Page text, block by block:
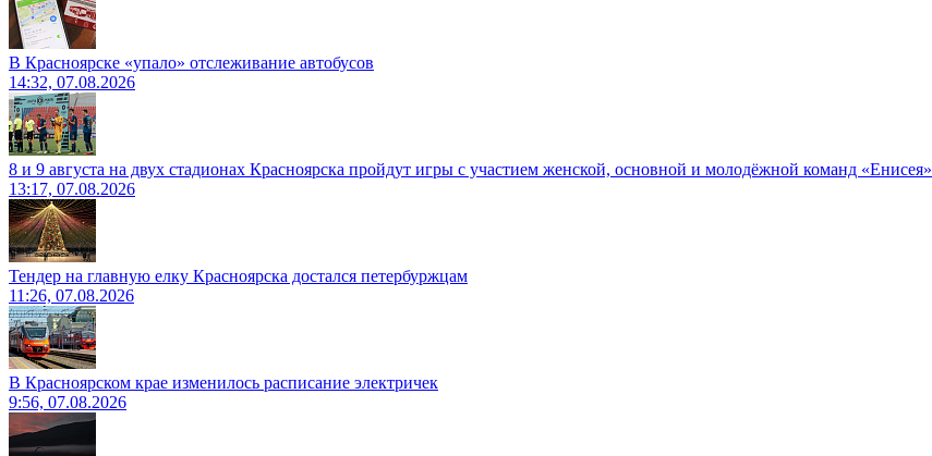
В Красноярске «упало» отслеживание автобусов
14:32, 07.08.2026
8 и 9 августа на двух стадионах Красноярска пройдут игры с участием женской, основной и молодёжной команд «Енисея»
13:17, 07.08.2026
Тендер на главную елку Красноярска достался петербуржцам
11:26, 07.08.2026
В Красноярском крае изменилось расписание электричек
9:56, 07.08.2026